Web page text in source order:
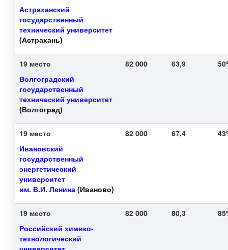
Астраханский
государственный
технический университет
(Астрахань)
19 место
Волгоградский
государственный
технический университет
(Волгоград)
82 000 63,9
19 место
Ивановский
государственный
энергетический
университет
им. В.И. Ленина (Иваново)
82 000 67,4
19 место
Российский химико-
технологический
82 000 80,3